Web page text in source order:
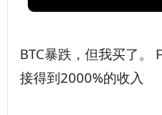
BTC暴跌，但我买了。
接得到2000%的收入